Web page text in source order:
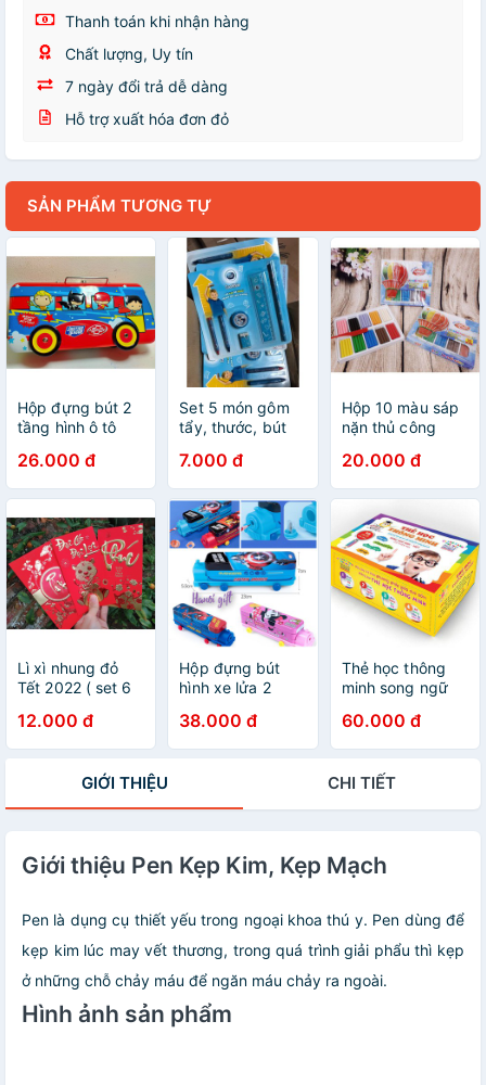
Thanh toán khi nhận hàng
Chất lượng, Uy tín
7 ngày đổi trả dễ dàng
Hỗ trợ xuất hóa đơn đỏ
SẢN PHẨM TƯƠNG TỰ
Hộp đựng bút 2
tầng hình ô tô
bé
26.000 đ
Set 5 món gôm
tẩy, thước, bút
sáp màu cho bé
7.000 đ
Hộp 10 màu sáp
nặn thủ công
20.000 đ
Lì xì nhung đỏ
Tết 2022 ( set 6
12.000 đ
Hộp đựng bút
hình xe lửa 2
38.000 đ
Thẻ học thông
minh song ngữ
từ 0 đến 6 tuổi
60.000 đ
GIỚI THIỆU CHI TIẾT
Giới thiệu Pen Kẹp Kim, Kẹp Mạch
Pen là dụng cụ thiết yếu trong ngoại khoa thú y. Pen dùng để
kẹp kim lúc may vết thương, trong quá trình giải phẩu thì kẹp
ở những chỗ chảy máu để ngăn máu chảy ra ngoài.
Hình ảnh sản phẩm